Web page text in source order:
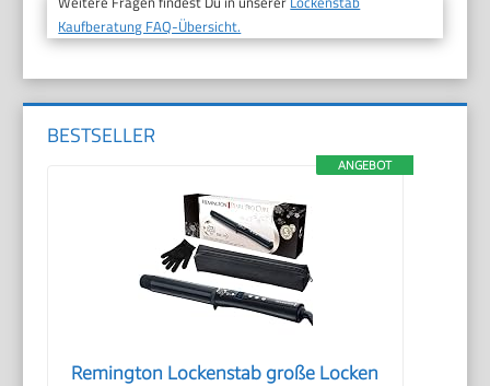
Kaufberatung FAQ-Übersicht.
BESTSELLER
ANGEBOT
Remington Lockenstab große Locken